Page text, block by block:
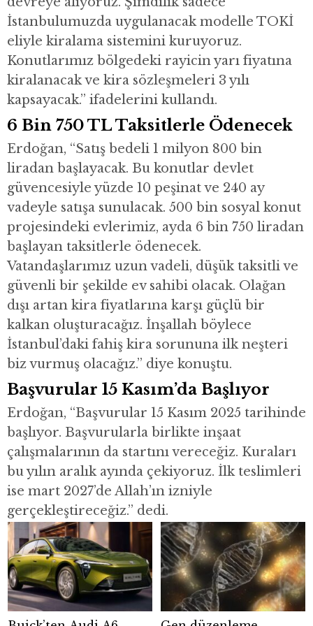
İstanbulumuzda uygulanacak modelle TOKİ
eliyle kiralama sistemini kuruyoruz.
Konutlarımız bölgedeki rayicin yarı fiyatına
kiralanacak ve kira sözleşmeleri 3 yılı
kapsayacak.” ifadelerini kullandı.
6 Bin 750 TL Taksitlerle Ödenecek
Erdoğan, “Satış bedeli 1 milyon 800 bin
liradan başlayacak. Bu konutlar devlet
güvencesiyle yüzde 10 peşinat ve 240 ay
vadeyle satışa sunulacak. 500 bin sosyal konut
projesindeki evlerimiz, ayda 6 bin 750 liradan
başlayan taksitlerle ödenecek.
Vatandaşlarımız uzun vadeli, düşük taksitli ve
güvenli bir şekilde ev sahibi olacak. Olağan
dışı artan kira fiyatlarına karşı güçlü bir
kalkan oluşturacağız. İnşallah böylece
İstanbul’daki fahiş kira sorununa ilk neşteri
biz vurmuş olacağız.” diye konuştu.
Başvurular 15 Kasım’da Başlıyor
Erdoğan, “Başvurular 15 Kasım 2025 tarihinde
başlıyor. Başvurularla birlikte inşaat
çalışmalarının da startını vereceğiz. Kuraları
bu yılın aralık ayında çekiyoruz. İlk teslimleri
ise mart 2027’de Allah’ın izniyle
gerçekleştireceğiz.” dedi.